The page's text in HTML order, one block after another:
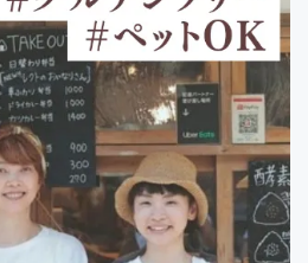
ービス開発 フード
出版 アニメ
ビュ